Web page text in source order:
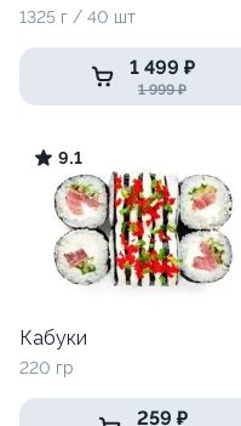
1325 г / 40 шт
1 499 ₽
1 999 ₽
9.1
Кабуки
220 гр
259 ₽